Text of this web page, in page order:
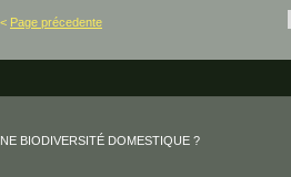
Page précedente
BIODIVERSITÉ DOMESTIQUE ?